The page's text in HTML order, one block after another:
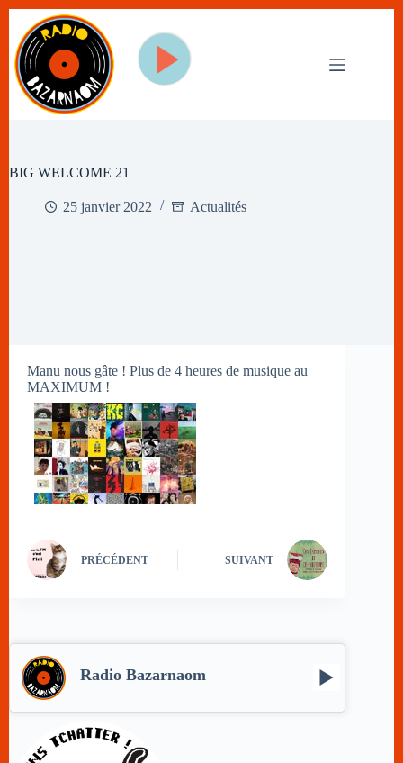
Passer
contenu
BIG WELCOME 21
25 janvier 2022 Actualités
Manu nous gâte ! Plus de 4 heures de musique au
MAXIMUM !
PRÉCÉDENT SUIVANT
Radio Bazarnaom